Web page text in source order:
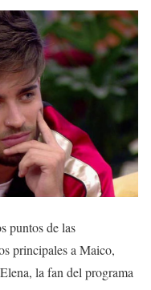
puntos de las
principales a Maico,
la fan del programa